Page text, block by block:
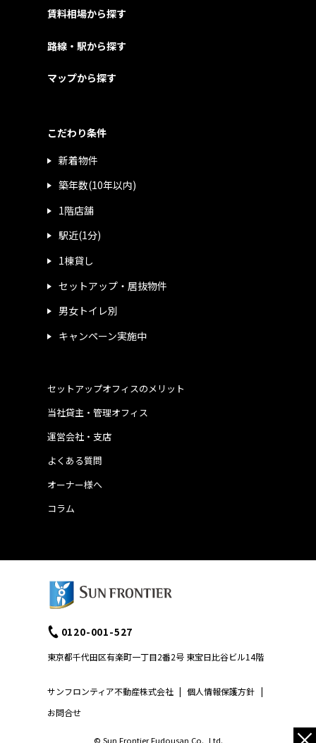
賃料相場から探す
路線・駅から探す
マップから探す
こだわり条件
新着物件
築年数(10年以内)
1階店舗
駅近(1分)
1棟貸し
セットアップ・居抜物件
男女トイレ別
キャンペーン実施中
運営会社・支店
よくある質問
当社貸主・管理オフィス
オーナー様へ
コラム
セットアップオフィスのメリット
サンフロンティア不動産株式会社 | 個人情報保護方針 |
お問合せ
0120-001-527
東京都千代田区有楽町一丁目2番2号 東宝日比谷ビル14階
© Sun Frontier Fudousan Co., Ltd.